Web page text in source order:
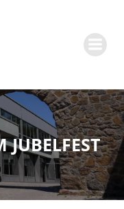
JUBELFEST